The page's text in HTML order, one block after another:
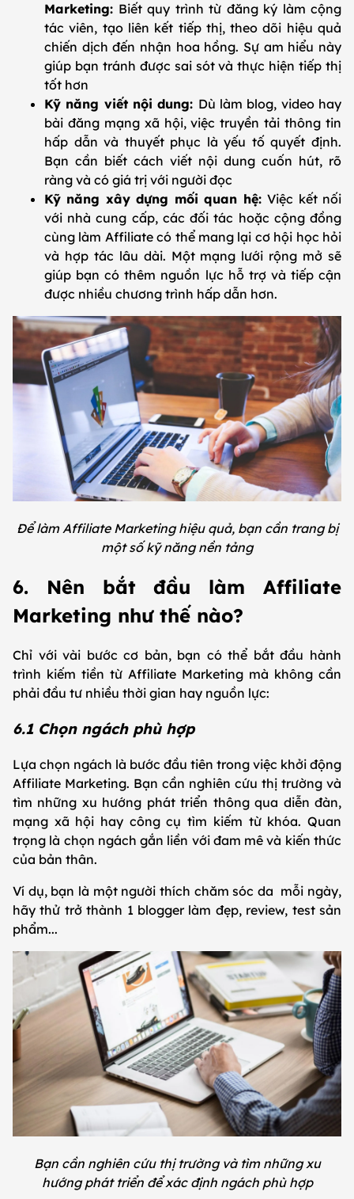
Marketing: Biết quy trình từ đăng ký làm cộng
tác viên, tạo liên kết tiếp thị, theo dõi hiệu quả
chiến dịch đến nhận hoa hồng. Sự am hiểu này
giúp bạn tránh được sai sót và thực hiện tiếp thị
tốt hơn
Kỹ năng viết nội dung: Dù làm blog, video hay
bài đăng mạng xã hội, việc truyền tải thông tin
hấp dẫn và thuyết phục là yếu tố quyết định.
Bạn cần biết cách viết nội dung cuốn hút, rõ
ràng và có giá trị với người đọc
Kỹ năng xây dựng mối quan hệ:Việc kết nối
với nhà cung cấp, các đối tác hoặc cộng đồng
cùng làm Affiliate có thể mang lại cơ hội học hỏi
và hợp tác lâu dài. Một mạng lưới rộng mở sẽ
giúp bạn có thêm nguồn lực hỗ trợ và tiếp cận
được nhiều chương trình hấp dẫn hơn.
Để làm Affiliate Marketing hiệu quả, bạn cần trang bị
một số kỹ năng nền tảng
6. Nên bắt đầu làm Affiliate
Marketing như thế nào?
Chỉ với vài bước cơ bản, bạn có thể bắt đầu hành
trình kiếm tiền từ Affiliate Marketing mà không cần
phải đầu tư nhiều thời gian hay nguồn lực:
6.1 Chọn ngách phù hợp
Lựa chọn ngách là bước đầu tiên trong việc khởi động
Affiliate Marketing. Bạn cần nghiên cứu thị trường và
tìm những xu hướng phát triển thông qua diễn đàn,
mạng xã hội hay công cụ tìm kiếm từ khóa. Quan
trọng là chọn ngách gắn liền với đam mê và kiến thức
của bản thân.
Ví dụ, bạn là một người thích chăm sóc da mỗi ngày,
hãy thử trở thành 1 blogger làm đẹp, review, test sản
phẩm...
Bạn cần nghiên cứu thị trường và tìm những xu
hướng phát triển để xác định ngách phù hợp